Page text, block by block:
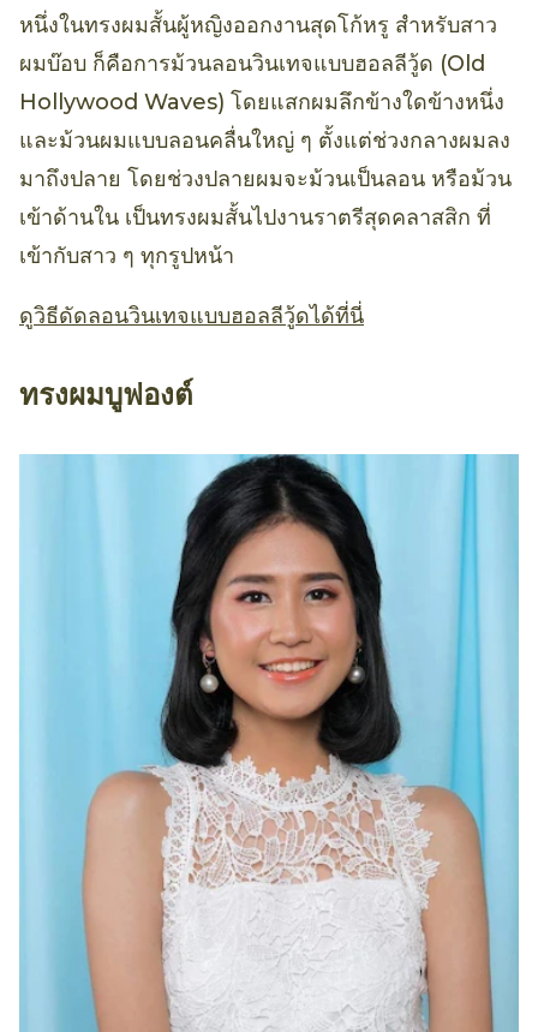
หนึ่งในทรงผมสั้นผู้หญิงออกงานสุดโก้หรู สำหรับสาว
ผมบ๊อบ ก็คือการม้วนลอนวินเทจแบบฮอลลีวู้ด (Old
Hollywood Waves) โดยแสกผมลึกข้างใดข้างหนึ่ง
และม้วนผมแบบลอนคลื่นใหญ่ ๆ ตั้งแต่ช่วงกลางผมลง
มาถึงปลาย โดยช่วงปลายผมจะม้วนเป็นลอน หรือม้วน
เข้าด้านใน เป็นทรงผมสั้นไปงานราตรีสุดคลาสสิก ที่
เข้ากับสาว ๆ ทุกรูปหน้า
ดูวิธีดัดลอนวินเทจแบบฮอลลีวู้ดได้ที่นี่
ทรงผมบูฟองต์